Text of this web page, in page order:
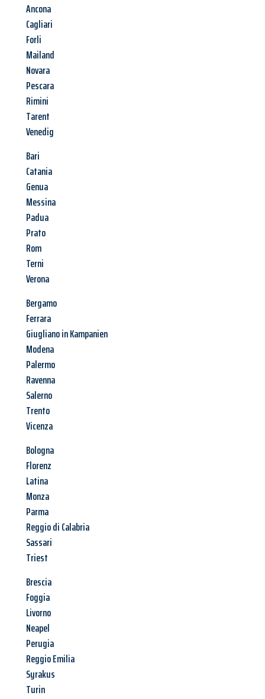
Ancona
Cagliari
Forli
Mailand
Novara
Pescara
Rimini
Tarent
Venedig
Bari
Catania
Genua
Messina
Padua
Prato
Rom
Terni
Verona
Bergamo
Ferrara
Giugliano in Kampanien
Modena
Palermo
Ravenna
Salerno
Trento
Vicenza
Bologna
Florenz
Latina
Monza
Parma
Reggio di Calabria
Sassari
Triest
Brescia
Foggia
Livorno
Neapel
Perugia
Reggio Emilia
Syrakus
Turin